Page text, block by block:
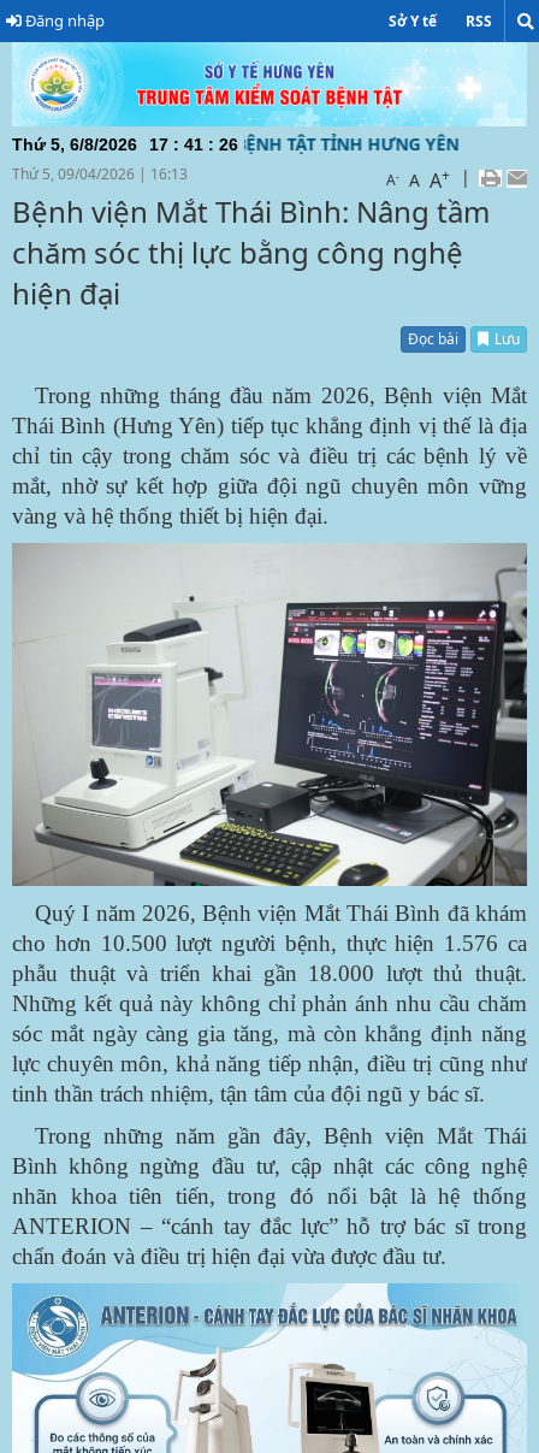
Đăng nhập Sở Y tế RSS
Thứ 5, 6/8/2026 17 : 41 : 27
TÂM KIỂM SOÁT BỆNH TẬT TỈNH HƯNG YÊN ĐƯỜNG
Thứ 5, 09/04/2026 | 16:13 A- A A+ |
Bệnh viện Mắt Thái Bình: Nâng tầm
chăm sóc thị lực bằng công nghệ
hiện đại
Đọc bài Lưu
Trong những tháng đầu năm 2026, Bệnh viện Mắt
Thái Bình (Hưng Yên) tiếp tục khẳng định vị thế là địa
chỉ tin cậy trong chăm sóc và điều trị các bệnh lý về
mắt, nhờ sự kết hợp giữa đội ngũ chuyên môn vững
vàng và hệ thống thiết bị hiện đại.
Quý I năm 2026, Bệnh viện Mắt Thái Bình đã khám
cho hơn 10.500 lượt người bệnh, thực hiện 1.576 ca
phẫu thuật và triển khai gần 18.000 lượt thủ thuật.
Những kết quả này không chỉ phản ánh nhu cầu chăm
sóc mắt ngày càng gia tăng, mà còn khẳng định năng
lực chuyên môn, khả năng tiếp nhận, điều trị cũng như
tinh thần trách nhiệm, tận tâm của đội ngũ y bác sĩ.
Trong những năm gần đây, Bệnh viện Mắt Thái
Bình không ngừng đầu tư, cập nhật các công nghệ
nhãn khoa tiên tiến, trong đó nổi bật là hệ thống
ANTERION – “cánh tay đắc lực” hỗ trợ bác sĩ trong
chẩn đoán và điều trị hiện đại vừa được đầu tư.